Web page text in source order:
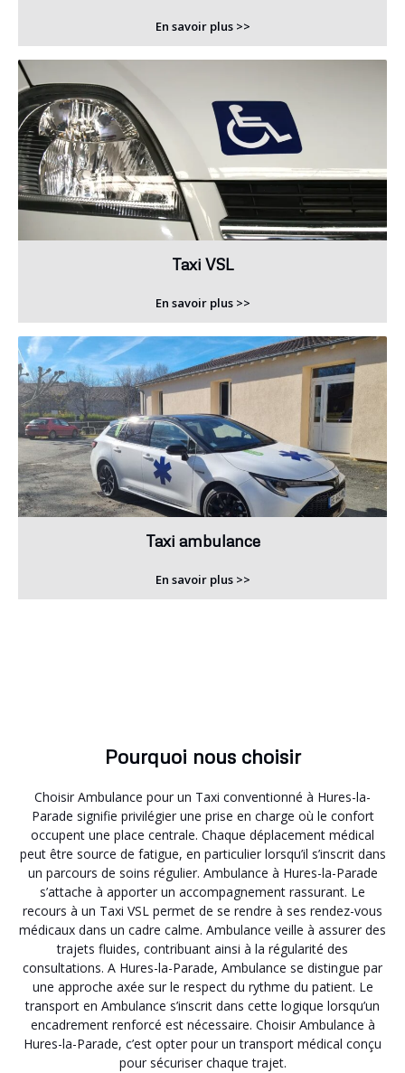
En savoir plus >>
Taxi VSL
En savoir plus >>
Taxi ambulance
En savoir plus >>
Pourquoi nous choisir
Choisir Ambulance pour un Taxi conventionné à Hures-la-
Parade signifie privilégier une prise en charge où le confort
occupent une place centrale. Chaque déplacement médical
peut être source de fatigue, en particulier lorsqu’il s’inscrit dans
un parcours de soins régulier. Ambulance à Hures-la-Parade
s’attache à apporter un accompagnement rassurant. Le
recours à un Taxi VSL permet de se rendre à ses rendez-vous
médicaux dans un cadre calme. Ambulance veille à assurer des
trajets fluides, contribuant ainsi à la régularité des
consultations. A Hures-la-Parade, Ambulance se distingue par
une approche axée sur le respect du rythme du patient. Le
transport en Ambulance s’inscrit dans cette logique lorsqu’un
encadrement renforcé est nécessaire. Choisir Ambulance à
Hures-la-Parade, c’est opter pour un transport médical conçu
pour sécuriser chaque trajet.